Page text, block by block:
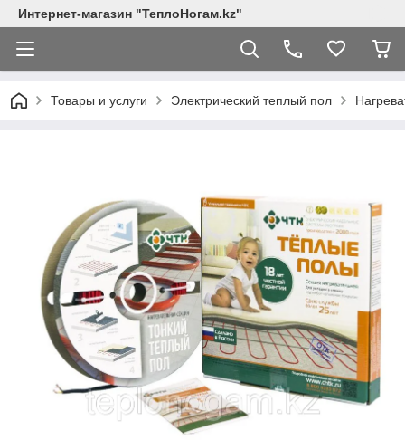
Интернет-магазин "ТеплоНогам.kz"
Товары и услуги Электрический теплый пол